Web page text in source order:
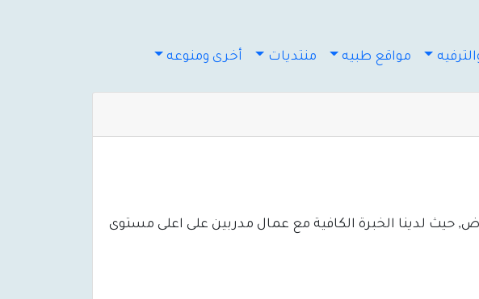
مواقع طبيه منتديات أخرى ومنوعه
لدينا الخبرة الكافية مع عمال مدربين على اعلى مستوى